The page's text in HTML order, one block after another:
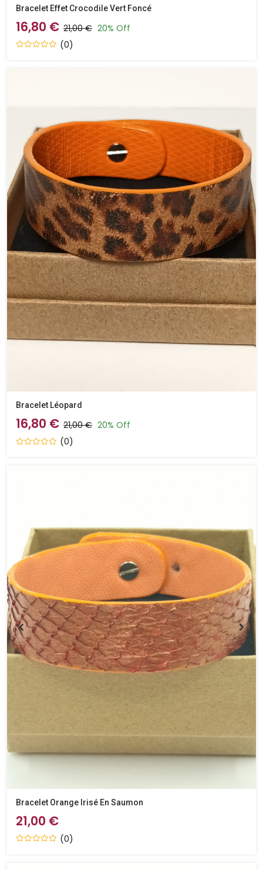
Bracelet Effet Crocodile Vert Foncé
16,80 € 21,00 € 20% Off
(0)
Bracelet Léopard
16,80 € 21,00 € 20% Off
(0)
Bracelet Orange Irisé En Saumon
21,00 €
(0)